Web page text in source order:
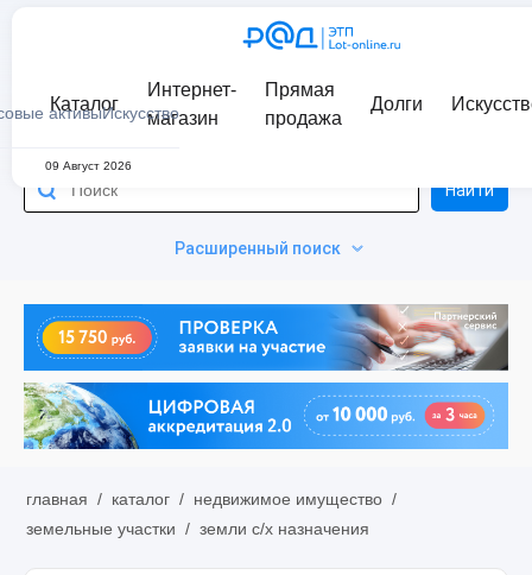
активыИскусство
Каталог
Интернет-
магазин
Прямая
продажа
Долги
09 Август 2026
Расширенный поиск
Найти
главная / каталог / недвижимое имущество /
земельные участки / земли с/х назначения